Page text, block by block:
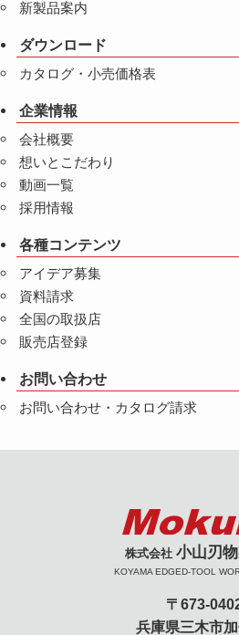
新製品案内
ダウンロード
カタログ・小売価格表
企業情報
会社概要
想いとこだわり
動画一覧
採用情報
各種コンテンツ
アイデア募集
資料請求
全国の取扱店
販売店登録
お問い合わせ
お問い合わせ・カタログ請求
株式会社 小山刃
KOYAMA EDGED-TOOL
〒673-
兵庫県三木市